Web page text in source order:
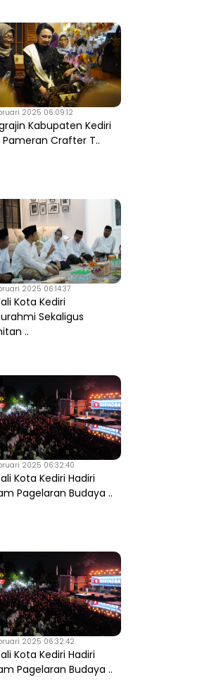
2025 06:09:12
Kabupaten Kediri
Pameran Crafter T..
2025 06:14:37
Kota Kediri
Sekaligus
..
2025 06:32:40
Kota Kediri Hadiri
Pagelaran Budaya ..
2025 06:32:42
Kota Kediri Hadiri
Pagelaran Budaya ..